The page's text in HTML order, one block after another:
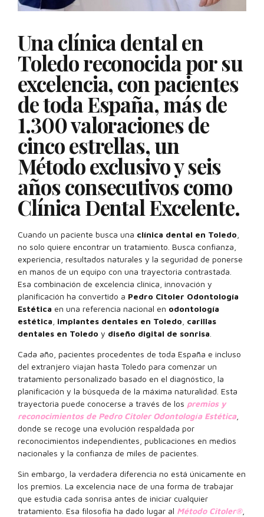
Una clínica dental en
Toledo reconocida por su
excelencia, con pacientes
de toda España, más de
1.300 valoraciones de
cinco estrellas, un
Método exclusivo y seis
años consecutivos como
Clínica Dental Excelente.
Cuando un paciente busca una clínica dental en Toledo
no solo quiere encontrar un tratamiento. Busca confianza,
experiencia, resultados naturales y la seguridad de ponerse
en manos de un equipo con una trayectoria contrastada.
Esa combinación de excelencia clínica, innovación y
planificación ha convertido a Pedro Citoler Odontología
Estética en una referencia nacional en odontología
estética implantes dentales en Toledo carillas
dentales en Toledo y diseño digital de sonrisa
Cada año, pacientes procedentes de toda España e incluso
del extranjero viajan hasta Toledo para comenzar un
tratamiento personalizado basado en el diagnóstico, la
planificación y la búsqueda de la máxima naturalidad. Esta
trayectoria puede conocerse a través de los premios y
reconocimientos de Pedro Citoler Odontología Estética,
donde se recoge una evolución respaldada por
reconocimientos independientes, publicaciones en medios
nacionales y la confianza de miles de pacientes.
Sin embargo, la verdadera diferencia no está únicamente en
los premios. La excelencia nace de una forma de trabajar
que estudia cada sonrisa antes de iniciar cualquier
tratamiento. Esa filosofía ha dado lugar al Método Citoler®,